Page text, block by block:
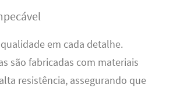
em cada detalhe.
são fabricadas com materiais
resistência, assegurando que